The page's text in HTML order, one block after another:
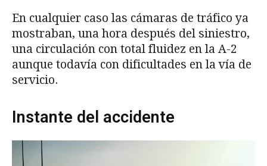
En cualquier caso las cámaras de tráfico ya
mostraban, una hora después del siniestro,
una circulación con total fluidez en la A-2
aunque todavía con dificultades en la vía de
servicio.
Instante del accidente